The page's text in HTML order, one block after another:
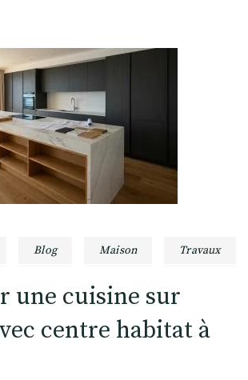
Blog Maison Travaux
une cuisine sur
centre habitat à